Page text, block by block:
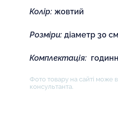
Колір: жовтий
Розміри: діаметр 30 см
Комплектація:
Фото товару на сайті може
консультанта.